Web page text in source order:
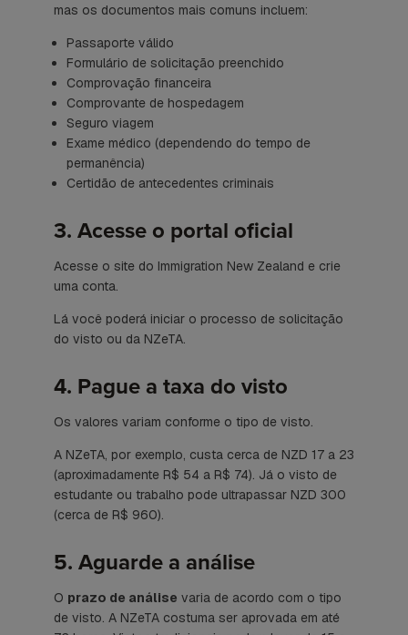
mas os documentos mais comuns incluem:
Passaporte válido
Formulário de solicitação preenchido
Comprovação financeira
Comprovante de hospedagem
Seguro viagem
Exame médico (dependendo do tempo de
permanência)
Certidão de antecedentes criminais
3. Acesse o portal oficial
Acesse o site do Immigration New Zealand e crie
uma conta.
Lá você poderá iniciar o processo de solicitação
do visto ou da NZeTA.
4. Pague a taxa do visto
Os valores variam conforme o tipo de visto.
A NZeTA, por exemplo, custa cerca de NZD 17 a 23
(aproximadamente R$ 54 a R$ 74). Já o visto de
estudante ou trabalho pode ultrapassar NZD 300
(cerca de R$ 960).
5. Aguarde a análise
O prazo de análise varia de acordo com o tipo
de visto. A NZeTA costuma ser aprovada em até